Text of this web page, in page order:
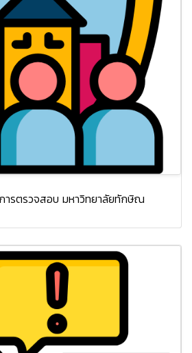
ารตรวจสอบ มหาวิทยาลัยทักษิณ